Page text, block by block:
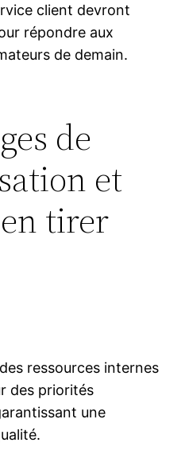
client devront
répondre aux
de demain.
de
et
tirer
ressources internes
des priorités
une